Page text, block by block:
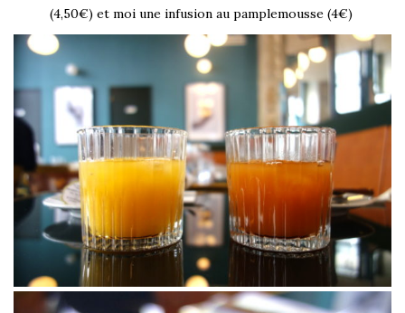
(4,50€) et moi une infusion au pamplemousse (4€)